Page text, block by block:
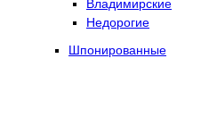
Владимирские
Недорогие
Шпонированные